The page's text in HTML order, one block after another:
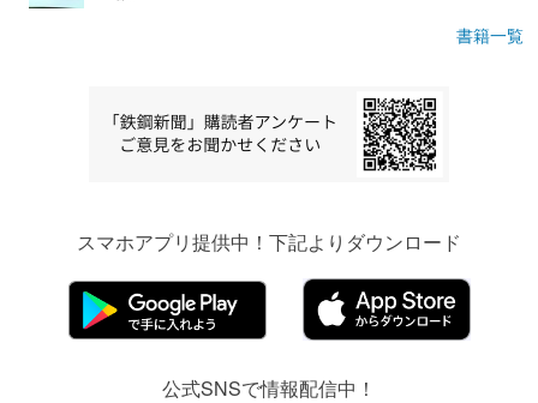
書籍一覧
スマホアプリ提供中！下記よりダウンロード
公式SNSで情報配信中！